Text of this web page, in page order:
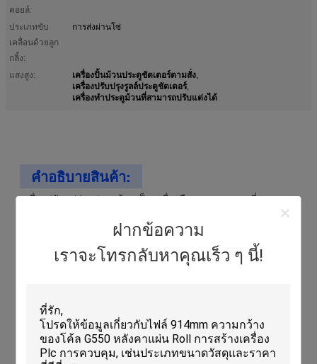
ฝากข้อความ
เราจะโทรกลับหาคุณเร็ว ๆ นี้!
คอยล์:
ประเภทขับ
เคลื่อนด้วยลูก
กลิ้ง:
การส่งผ่านโซ่
แสงสูง: เครื่องปั้นม้วนประตูชัตเตอร์ตามสั่ง,
เครื่องปรับปรุงรูลล์ประตูชัตเตอร์,
เครื่องทําประตูม้วนที่สามารถปรับแต่งได้
คําอธิบายสินค้า:
เครื่องปรับรูปร่างประตูม้วนเป็นเครื่องมือเฉพาะเจาะจงที่ออกแบบ
มาเพื่อวัตถุประสงค์เดียวคือการผลิตแผ่นเหล็กแต่ละชิ้นหรือ laths
สําหรับประตูประตูม้วนเครื่องจักรเหล่านี้ทําให้แน่ใจว่าผลิตที่เสนอ
ให้เป็นไปตามมาตรฐานที่ต้องการเมื่อพวกเขาต่อเนื่องเป็นและรูป
ร่างเหล็กม้วนเพื่อสร้าง slats ติดต่อกันผงเหล่านี้ถูกม้วนขึ้นและลง
เพื่อเปิดหรือปิดรอลเลอร์ชัตเตอร์ ซึ่งทําให้พวกเขาเป็นองค์ประกอ
กลมกลมกลมกลมกลมกลมเป็นอุปกรณ์ที่จําเป็นเครื่องจักรเหล่านี้
ทําให้แน่ใจว่าทุกแผ่นเหล็กที่ได้รับการสร้างมีโปรไฟล์ที่สม่ําเสมอ
และแม่นยําที่จําเป็นที่จะสร้างม่านม้วนที่ปลอดภัยและมีประสิทธิ
ภาพซึ่งทําให้กระบวนการการสร้างประตูปิดม้วนมีประสิทธิภาพ
และแม่นยํามากขึ้น ซึ่งสามารถประหยัดเวลาของผู้ผลิตและลด